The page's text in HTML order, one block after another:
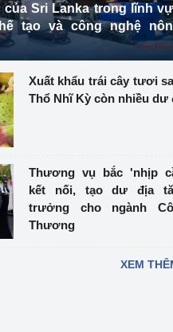
Sri Lanka trong lĩnh
tạo và công nghệ
Xuất khẩu trái cây tươi
Thổ Nhĩ Kỳ còn nhiều dư
Thương vụ bắc 'nhịp
kết nối, tạo dư địa
trưởng cho ngành
Thương
XEM